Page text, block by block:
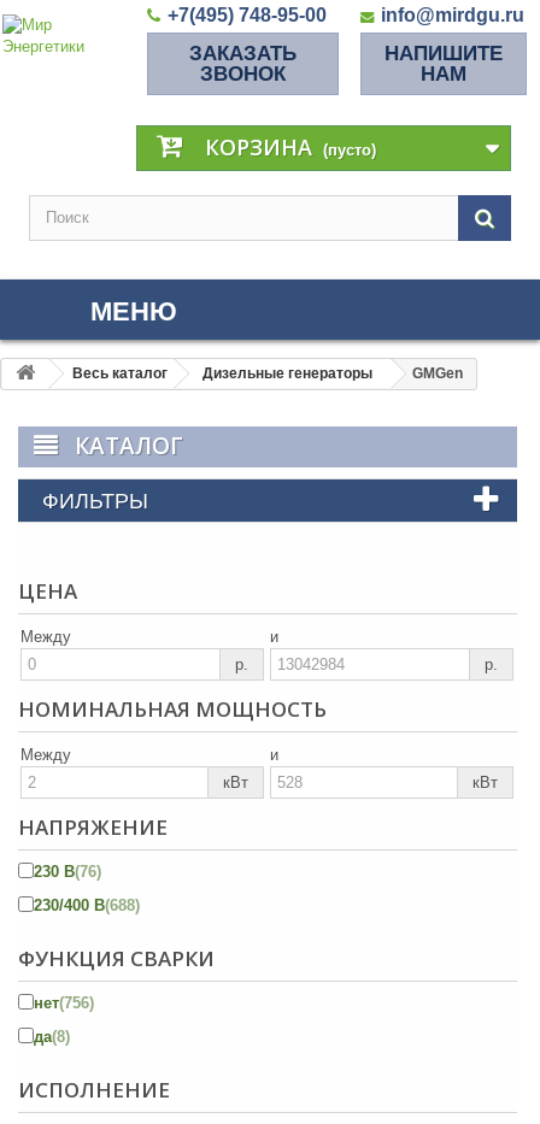
+7(495) 748-95-00 info@mirdgu.ru
ЗАКАЗАТЬ
ЗВОНОК
НАПИШИТЕ
НАМ
КОРЗИНА (пусто)
МЕНЮ
Весь каталог Дизельные генераторы GMGen
КАТАЛОГ
ФИЛЬТРЫ
ЦЕНА
Между
р.
и
р.
НОМИНАЛЬНАЯ МОЩНОСТЬ
Между
кВт
и
кВт
НАПРЯЖЕНИЕ
230 В(76)
230/400 В(688)
ФУНКЦИЯ СВАРКИ
нет(756)
да(8)
ИСПОЛНЕНИЕ